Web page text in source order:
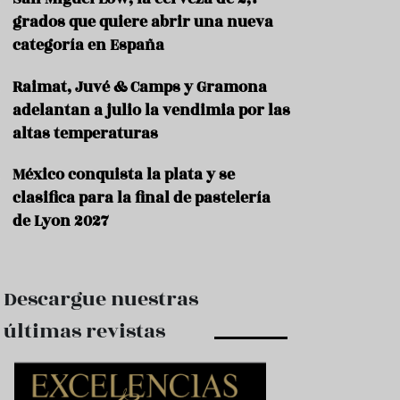
s
r
a
n
F
n
grados que quiere abrir una nueva
categoría en España
Raimat, Juvé & Camps y Gramona
adelantan a julio la vendimia por las
altas temperaturas
México conquista la plata y se
clasifica para la final de pastelería
de Lyon 2027
Descargue nuestras
últimas revistas